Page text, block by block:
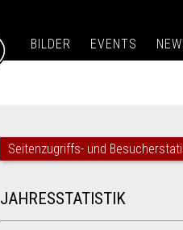
BILDER EVENTS
Seitenzugriffs- und
JAHRESSTATISTIK